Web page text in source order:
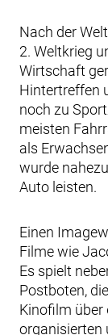
Nach der
2. Weltkrieg
Wirtschaft
Hintertreffen
noch zu
meisten
als
wurde
Auto leisten.
Einen
Filme wie
Es spielt
Postboten,
Kinofilm über
organisierten